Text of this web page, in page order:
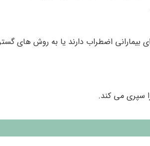
اضطراب دارند یا به روش های
سپری می کند.